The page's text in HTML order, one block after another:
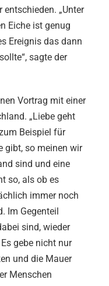
„Unter
Eiche ist genug
Ereignis das dann
sagte der
Vortrag mit einer
„Liebe geht
Beispiel für
gibt, so meinen wir
sind und eine
so, als ob es
immer noch
Im Gegenteil
sind, wieder
gebe nicht nur
und die Mauer
Menschen